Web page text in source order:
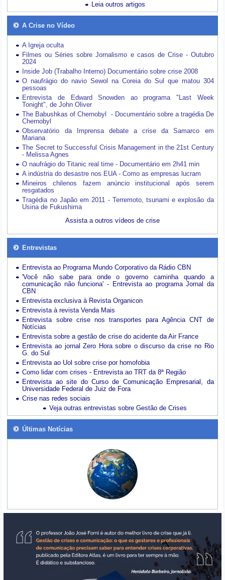
Leia outros artigos
A Crise no Vídeo
A Igreja oculta
Filmes ou Séries sobre Jornalismo e casos de Crise - Outubro
2024
Inside Job (Trabalho Interno) Documentário sobre crise 2008
O naufrágio do navio Sewol na Coreia do Sul que matou 304
pessoas
Entrevista de Edward Snowden ao programa "Last Week
Tonight", de John Oliver
The Babushkas of Chernobyl - Documentário sobre a tragédia De
Chernobyl
Observatório da Imprensa debate a crise da Samarco em
Mariana
The Secret to Successful Crisis Management in the 21st Century
- Melissa Agnes
O naufrágio do Titanic real time - Documentário em 2h41 min
A indústria do desastre nos EUA - Como as empresas lucram
Mineiros chilenos fazem anúncio institucional após serem
resgatados
Tragédia no Japão em 2011 - Terremoto, tsunami e explosão da
Usina de Fukushima
Assista a outros vídeos de crise
Entrevistas
Entrevista ao Programa Mundo Corporativo da Rádio CBN
'Você não sabe para onde o governo caminha quando a
comunicação não funciona' - Entrevista ao programa Jornal da
CBN
Entrevista exclusiva à Revista Organicon
Entrevista à revista Venda Mais
Entrevista sobre crise nos transportes para Agência CNT de
Notícias
Entrevista sobre a gestão de crise do acidente da Air France
Entrevista ao jornal Zero Hora sobre o discurso da crise no Rio
G. do Sul
Entrevista ao Uol sobre crise por homofobia
Como lidar com crises - Entrevista ao TRT da 8ª Região
Entrevista ao site do Curso de Comunicação Empresarial, da
Universidade Federal de Juiz de Fora
Crise nas redes sociais
Veja outras entrevistas sobre Gestão de Crises
Últimas Notícias